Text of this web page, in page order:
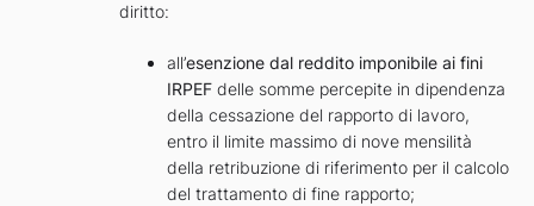
diritto:
all’esenzione dal reddito imponibile ai fini
IRPEF delle somme percepite in dipendenza
della cessazione del rapporto di lavoro,
entro il limite massimo di nove mensilità
della retribuzione di riferimento per il calcolo
del trattamento di fine rapporto;